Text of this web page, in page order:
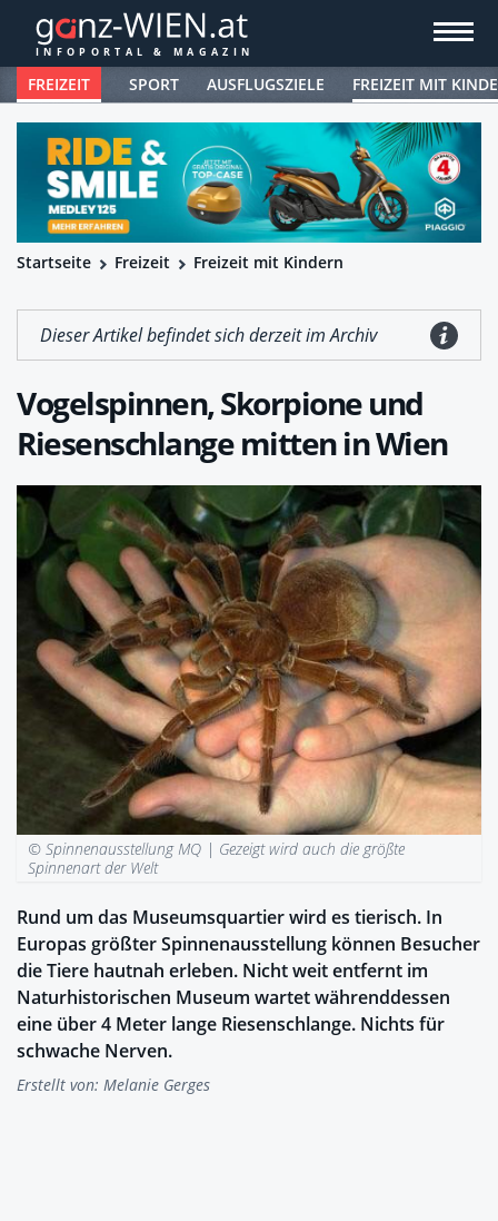
FREIZEIT SPORT AUSFLUGSZIELE FREIZEIT MIT
Startseite Freizeit Freizeit mit Kindern
Dieser Artikel befindet sich derzeit im Archiv
Vogelspinnen, Skorpione und
Riesenschlange mitten in Wien
© Spinnenausstellung MQ | Gezeigt wird auch die größte
Spinnenart der Welt
Rund um das Museumsquartier wird es tierisch. In
Europas größter Spinnenausstellung können Besucher
die Tiere hautnah erleben. Nicht weit entfernt im
Naturhistorischen Museum wartet währenddessen
eine über 4 Meter lange Riesenschlange. Nichts für
schwache Nerven.
Erstellt von: Melanie Gerges